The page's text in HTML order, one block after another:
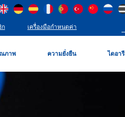
ก เครื่องมือกำหนดค่า
ภาพ ความยั่งยืน ไดอารี